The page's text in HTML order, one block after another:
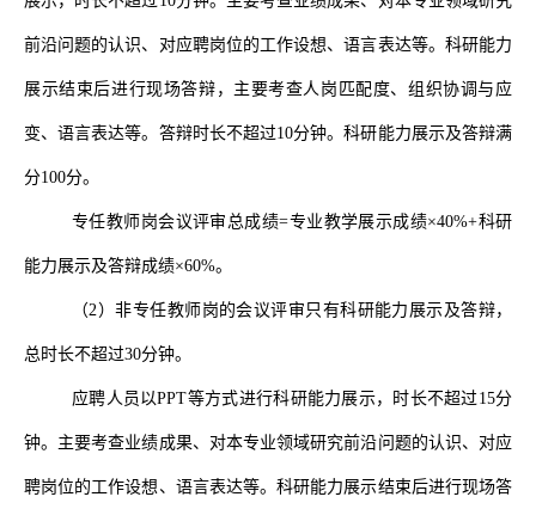
前沿问题的认识、对应聘岗位的工作设想、语言表达等。科研能力
展示结束后进行现场答辩，主要考查人岗匹配度、组织协调与应
变、语言表达等。答辩时长不超过10分钟。科研能力展示及答辩满
分100分。
专任教师岗会议评审总成绩=专业教学展示成绩×40%+科研
能力展示及答辩成绩×60%。
（2）非专任教师岗的会议评审只有科研能力展示及答辩，
总时长不超过30分钟。
应聘人员以PPT等方式进行科研能力展示，时长不超过 15分
钟。主要考查业绩成果、对本专业领域研究前沿问题的认识、对应
聘岗位的工作设想、语言表达等。科研能力展示结束后进行现场答